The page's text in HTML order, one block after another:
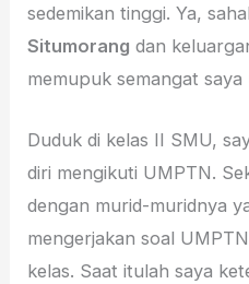
sedemikan tinggi. Ya,
Situmorang dan
memupuk semangat
Duduk di kelas II SMU,
diri mengikuti UMPTN.
dengan murid-muridnya
mengerjakan soal
kelas. Saat itulah saya